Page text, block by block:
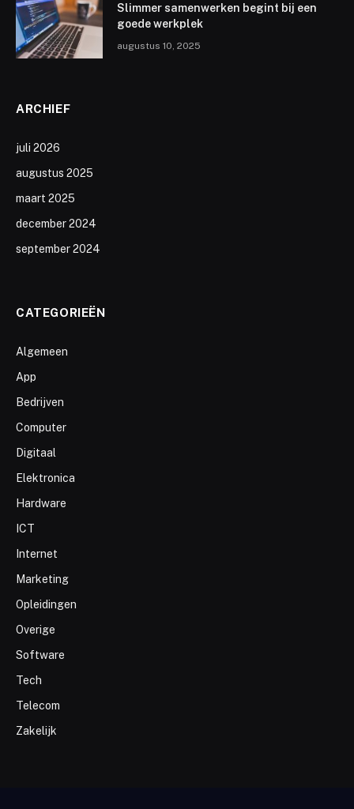
Slimmer samenwerken begint bij een
goede werkplek
augustus 10, 2025
ARCHIEF
juli 2026
augustus 2025
maart 2025
december 2024
september 2024
CATEGORIEËN
Algemeen
App
Bedrijven
Computer
Digitaal
Elektronica
Hardware
ICT
Internet
Marketing
Opleidingen
Overige
Software
Tech
Telecom
Zakelijk